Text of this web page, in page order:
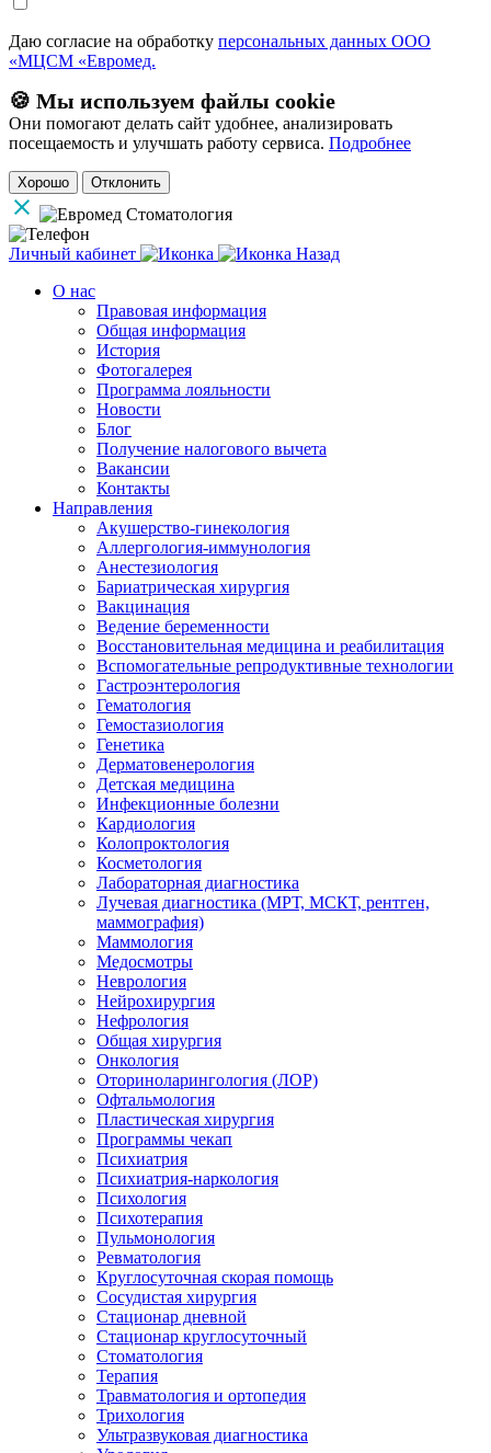
Даю согласие на обработку персональных данных ООО
«МЦСМ «Евромед.
🍪 Мы используем файлы cookie
Они помогают делать сайт удобнее, анализировать
посещаемость и улучшать работу сервиса. Подробнее
Хорошо Отклонить
Личный кабинет
Назад
О нас
Правовая информация
Общая информация
История
Фотогалерея
Программа лояльности
Новости
Блог
Получение налогового вычета
Вакансии
Контакты
Направления
Акушерство-гинекология
Аллергология-иммунология
Анестезиология
Бариатрическая хирургия
Вакцинация
Ведение беременности
Восстановительная медицина и реабилитация
Вспомогательные репродуктивные технологии
Гастроэнтерология
Гематология
Гемостазиология
Генетика
Дерматовенерология
Детская медицина
Инфекционные болезни
Кардиология
Колопроктология
Косметология
Лабораторная диагностика
Лучевая диагностика (МРТ, МСКТ, рентген,
маммография)
Маммология
Медосмотры
Неврология
Нейрохирургия
Нефрология
Общая хирургия
Онкология
Оториноларингология (ЛОР)
Офтальмология
Пластическая хирургия
Программы чекап
Психиатрия
Психиатрия-наркология
Психология
Психотерапия
Пульмонология
Ревматология
Круглосуточная скорая помощь
Сосудистая хирургия
Стационар дневной
Стационар круглосуточный
Стоматология
Терапия
Травматология и ортопедия
Трихология
Ультразвуковая диагностика